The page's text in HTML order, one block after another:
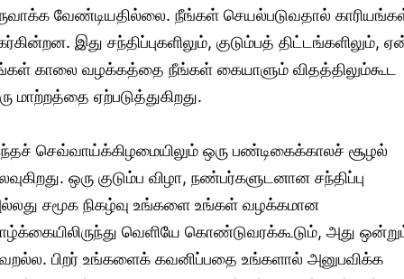
வேண்டியதில்லை. நீங்கள் செயல்படுவதால்
இது சந்திப்புகளிலும், குடும்பத் திட்டங்களிலும்,
காலை வழக்கத்தை நீங்கள் கையாளும் விதத்திலும்கூட
மாற்றத்தை ஏற்படுத்துகிறது.
செவ்வாய்க்கிழமையிலும் ஒரு பண்டிகைக்காலச் சூழல்
ஒரு குடும்ப விழா, நண்பர்களுடனான சந்திப்பு
சமூக நிகழ்வு உங்களை உங்கள் வழக்கமான
வெளியே கொண்டுவரக்கூடும், அது
பிறர் உங்களைக் கவனிப்பதை உங்களால் அனுபவிக்க